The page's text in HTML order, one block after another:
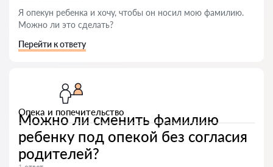
Я опекун ребенка и хочу, чтобы он носил мою фамилию.
Можно ли это сделать?
Перейти к ответу
Опека и попечительство
Можно ли сменить фамилию
ребенку под опекой без согласия
родителей?